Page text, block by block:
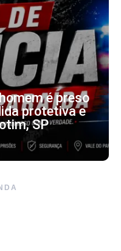
é preso
protetiva e
SP